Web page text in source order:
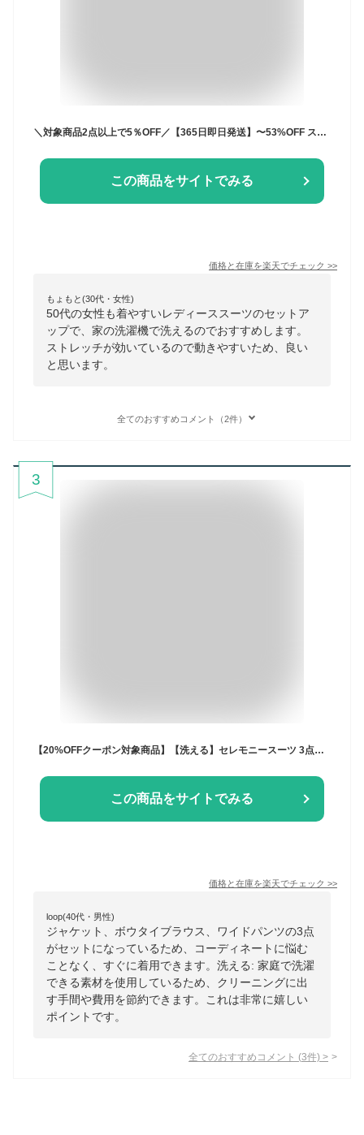
＼対象商品2点以上で5％OFF／【365日即日発送】〜53%OFF スーツ レディース ビジネス セットアップ 洗える パンツスーツ ロングジャケット 春夏秋冬対応 ストレッチ 大きいサイズ 30代 40代 50代 通勤 面接 セレモニー オフィス 試着チケット対象
この商品をサイトでみる
価格と在庫を楽天でチェック >>
もょもと(30代・女性)
50代の女性も着やすいレディーススーツのセットア
ップで、家の洗濯機で洗えるのでおすすめします。
ストレッチが効いているので動きやすいため、良い
と思います。
全てのおすすめコメント（2件）
3
【20%OFFクーポン対象商品】【洗える】セレモニースーツ 3点セット ジャケット ボウタイブラウス ワイドパンツスーツ ママスーツ フォーマルスーツ レディース ミセス 入学式 卒園卒業式 七五三 50代 40代 30代 親族 母親 服装 大きいサイズ 黒 紺 上品 即日発送 ギフト
この商品をサイトでみる
価格と在庫を楽天でチェック >>
loop(40代・男性)
ジャケット、ボウタイブラウス、ワイドパンツの3点
がセットになっているため、コーディネートに悩む
ことなく、すぐに着用できます。洗える: 家庭で洗濯
できる素材を使用しているため、クリーニングに出
す手間や費用を節約できます。これは非常に嬉しい
ポイントです。
全てのおすすめコメント (3件) >